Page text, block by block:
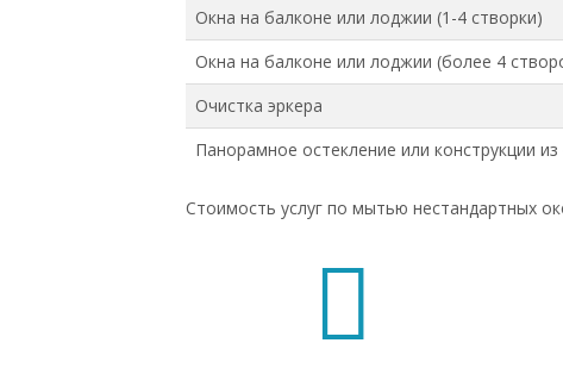
Окна на балконе или лоджии (1-4 створки)
Окна на балконе или лоджии (более 4
Очистка эркера
Панорамное остекление или конструкции из
Стоимость услуг по мытью нестандартных